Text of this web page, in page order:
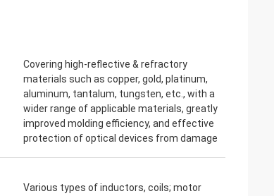
Covering high-reflective & refractory
materials such as copper, gold, platinum,
aluminum, tantalum, tungsten, etc., with a
wider range of applicable materials, greatly
improved molding efficiency, and effective
protection of optical devices from damage
Various types of inductors, coils; motor